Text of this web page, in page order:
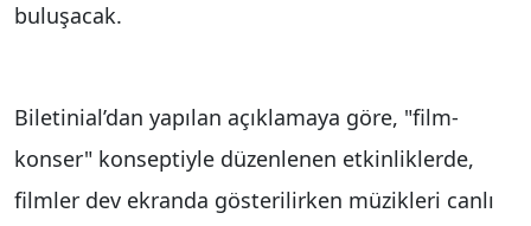
buluşacak.
Biletinial’dan yapılan açıklamaya göre, "film-
konser" konseptiyle düzenlenen etkinliklerde,
filmler dev ekranda gösterilirken müzikleri canlı